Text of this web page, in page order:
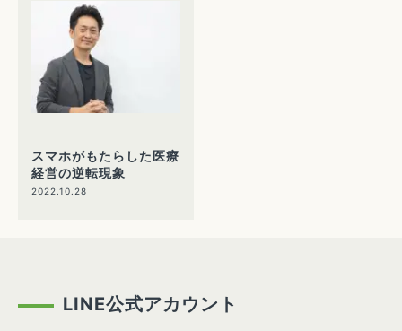
スマホがもたらした医療
経営の逆転現象
2022.10.28
LINE公式アカウント